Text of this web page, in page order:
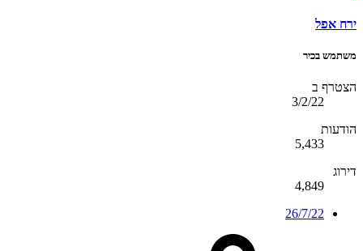
ירח אפל
משתמש בכיר
הצטרף ב
3/2/22
הודעות
5,433
דירוג
4,849
26/7/22